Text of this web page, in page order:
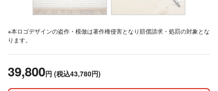
※本ロゴデザインの盗作・模倣は著作権侵害となり賠償請求・処罰の対象とな
ります。
39,800円 (税込43,780円)